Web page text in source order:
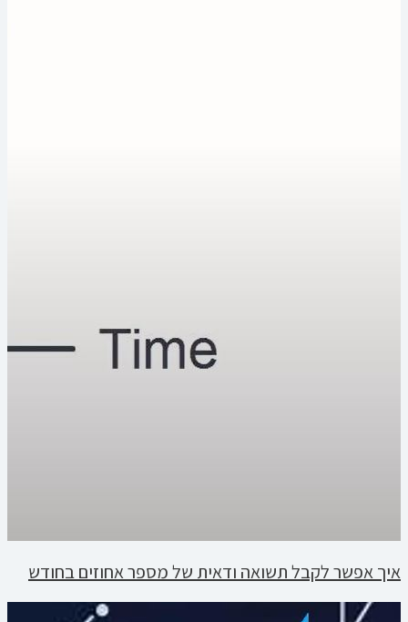
איך אפשר לקבל תשואה ודאית של מספר אחוזים בחודש